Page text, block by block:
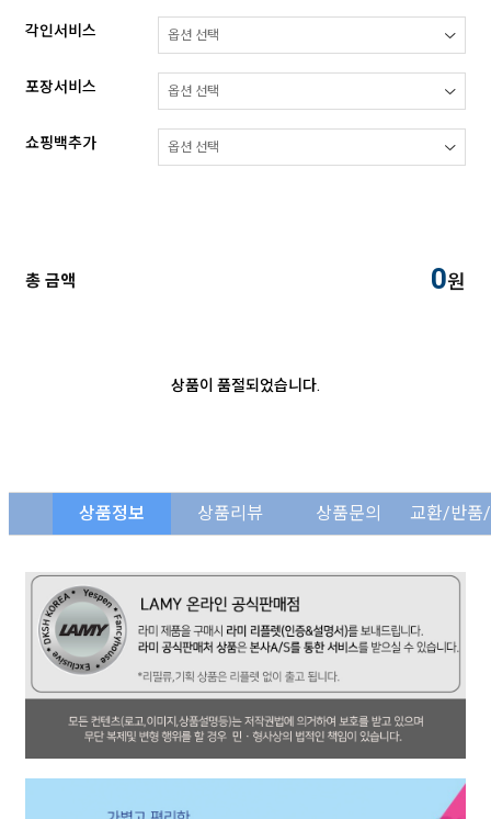
각인서비스
포장서비스
쇼핑백추가
총 금액 0원
상품이 품절되었습니다.
상품정보 상품리뷰 상품문의 교환/반품